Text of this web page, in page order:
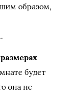
образом,
будет
она не